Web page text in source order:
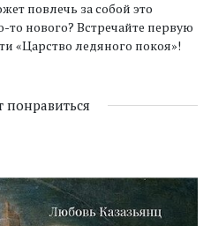
повлечь за собой это
нового? Встречайте первую
«Царство ледяного покоя»!
понравиться